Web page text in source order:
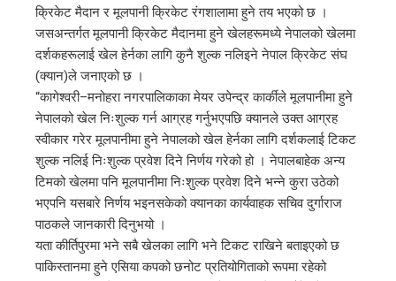
क्रिकेट मैदान र मूलपानी क्रिकेट रंगशालामा हुने तय भएको छ ।
जसअन्तर्गत मूलपानी क्रिकेट मैदानमा हुने खेलहरूमध्ये नेपालको खेलमा
दर्शकहरूलाई खेल हेर्नका लागि कुनै शुल्क नलिइने नेपाल क्रिकेट संघ
(क्यान)ले जनाएको छ ।
“कागेश्वरी–मनोहरा नगरपालिकाका मेयर उपेन्द्र कार्कीले मूलपानीमा हुने
नेपालको खेल निःशुल्क गर्न आग्रह गर्नुभएपछि क्यानले उक्त आग्रह
स्वीकार गरेर मूलपानीमा हुने नेपालको खेल हेर्नका लागि दर्शकलाई टिकट
शुल्क नलिई निःशुल्क प्रवेश दिने निर्णय गरेको हो । नेपालबाहेक अन्य
टिमको खेलमा पनि मूलपानीमा निःशुल्क प्रवेश दिने भन्ने कुरा उठेको
भएपनि यसबारे निर्णय भइनसकेको क्यानका कार्यवाहक सचिव दुर्गाराज
पाठकले जानकारी दिनुभयो ।
यता कीर्तिपुरमा भने सबै खेलका लागि भने टिकट राखिने बताइएको छ
पाकिस्तानमा हुने एसिया कपको छनोट प्रतियोगिताको रूपमा रहेको